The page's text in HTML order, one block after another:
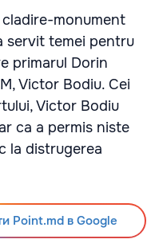
cladire-monument
servit temei pentru
primarul Dorin
Victor Bodiu. Cei
Victor Bodiu
ca a permis niste
la distrugerea
Point.md в Google